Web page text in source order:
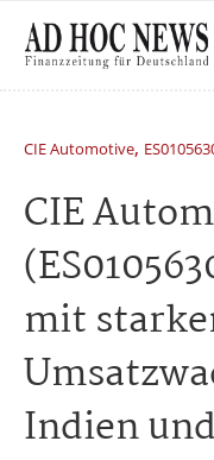
CIE Automotive,
CIE
mit
Indien